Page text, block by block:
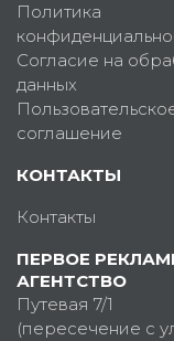
Политика
Согласие на
данных
соглашение
КОНТАКТЫ
Контакты
ПЕРВОЕ
АГЕНТСТВО
Путевая 7/1
(пересечение с